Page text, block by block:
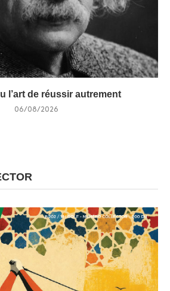
l’art de réussir autrement
06/08/2026